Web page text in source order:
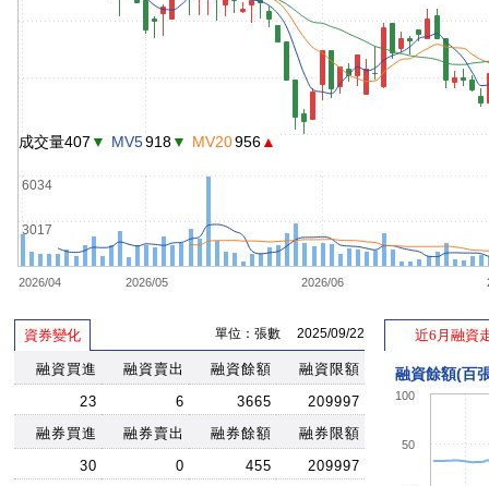
2026/04 2026/05 2026/06
3017
6034
成交量407 ▼ MV5918▼ MV20956▲
資券變化 單位：張數 2025/09/22
融資買進 融資賣出 融資餘額
融資限額
23
6 3665
209997
融券買進
融券賣出 融券餘額
融券限額
30
0 455 209997
近6月融資
融資餘額(百
50
100